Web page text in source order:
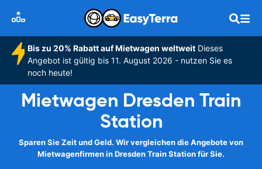
Bis zu 20% Rabatt auf Mietwagen weltweitDieses
Angebot ist gültig bis 11. August 2026 - nutzen Sie es
noch heute!
Mietwagen Dresden Train
Station
Sparen Sie Zeit und Geld. Wir vergleichen die Angebote von
Mietwagenfirmen in Dresden Train Station für Sie.